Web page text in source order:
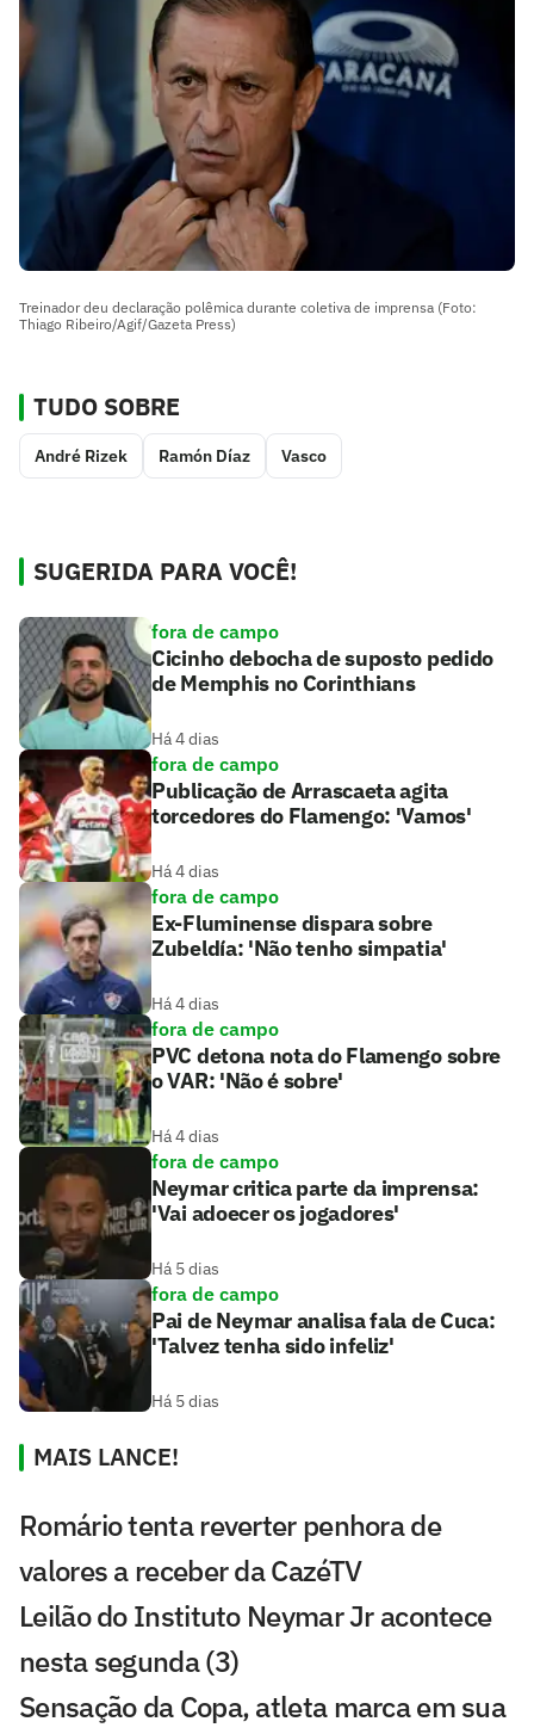
Treinador deu declaração polêmica durante coletiva de imprensa (Foto:
Thiago Ribeiro/Agif/Gazeta Press)
TUDO SOBRE
André Rizek Ramón Díaz Vasco
SUGERIDA PARA VOCÊ!
fora de campo
Cicinho debocha de suposto pedido
de Memphis no Corinthians
Há 4 dias
fora de campo
Publicação de Arrascaeta agita
torcedores do Flamengo: 'Vamos'
Há 4 dias
fora de campo
Ex-Fluminense dispara sobre
Zubeldía: 'Não tenho simpatia'
Há 4 dias
fora de campo
PVC detona nota do Flamengo sobre
o VAR: 'Não é sobre'
Há 4 dias
fora de campo
Neymar critica parte da imprensa:
'Vai adoecer os jogadores'
Há 5 dias
fora de campo
Pai de Neymar analisa fala de Cuca:
'Talvez tenha sido infeliz'
Há 5 dias
MAIS LANCE!
Romário tenta reverter penhora de
valores a receber da CazéTV
Leilão do Instituto Neymar Jr acontece
nesta segunda (3)
Sensação da Copa, atleta marca em sua